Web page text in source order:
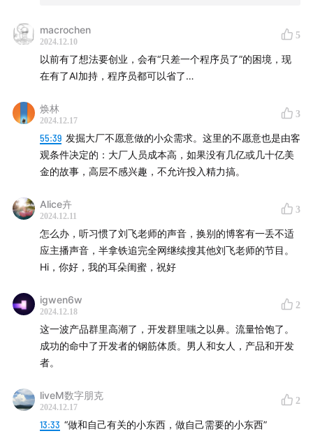
macrochen
2024.12.10
5
以前有了想法要创业，会有“只差一个程序员了”的困境，现
在有了AI加持，程序员都可以省了…
焕林
2024.12.17
3
55:39 发掘大厂不愿意做的小众需求。这里的不愿意也是由客
观条件决定的：大厂人员成本高，如果没有几亿或几十亿美
金的故事，高层不感兴趣，不允许投入精力搞。
Alice卉
2024.12.11
3
怎么办，听习惯了刘飞老师的声音，换别的博客有一丢不适
应主播声音，半拿铁追完全网继续搜其他刘飞老师的节目。
Hi，你好，我的耳朵闺蜜，祝好
igwen6w
2024.12.18
2
这一波产品群里高潮了，开发群里嗤之以鼻。流量恰饱了。
成功的命中了开发者的钢筋体质。男人和女人，产品和开发
者。
liveM数字朋克
2024.12.17
2
13:33 “做和自己有关的小东西，做自己需要的小东西”